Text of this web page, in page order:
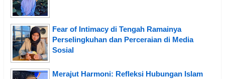
Fear of Intimacy di Tengah Ramainya
Perselingkuhan dan Perceraian di Media
Sosial
Merajut Harmoni: Refleksi Hubungan Islam